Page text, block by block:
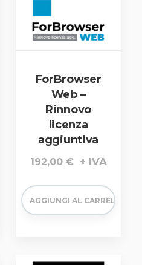
ForBrowser
Web –
Rinnovo
licenza
aggiuntiva
192,00 €
AGGIUNGI AL CARRELLO